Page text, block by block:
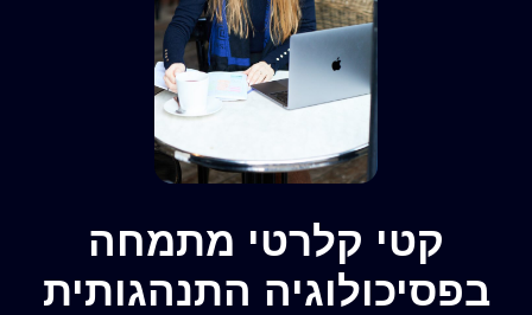
קטי קלרטי מתמחה
בפסיכולוגיה התנהגותית